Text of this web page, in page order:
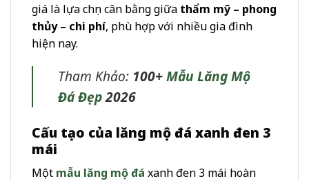
giá là lựa chọn cân bằng giữa thẩm mỹ – phong
thủy – chi phí, phù hợp với nhiều gia đình
hiện nay.
Tham Khảo: 100+Mẫu LăngMộ
Đá Đẹp2026
Cấu tạo của lăng mộ đá xanh đen 3
mái
Một mẫu lăng mộ đá xanh đen 3 mái hoàn